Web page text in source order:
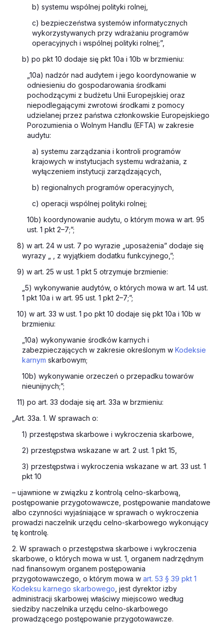
b) systemu wspólnej polityki rolnej,
c) bezpieczeństwa systemów informatycznych
wykorzystywanych przy wdrażaniu programów
operacyjnych i wspólnej polityki rolnej;”,
b) po pkt 10 dodaje się pkt 10a i 10b w brzmieniu:
„10a) nadzór nad audytem i jego koordynowanie w
odniesieniu do gospodarowania środkami
pochodzącymi z budżetu Unii Europejskiej oraz
niepodlegającymi zwrotowi środkami z pomocy
udzielanej przez państwa członkowskie Europejskiego
Porozumienia o Wolnym Handlu (EFTA) w zakresie
audytu:
a) systemu zarządzania i kontroli programów
krajowych w instytucjach systemu wdrażania, z
wyłączeniem instytucji zarządzających,
b) regionalnych programów operacyjnych,
c) operacji wspólnej polityki rolnej;
10b) koordynowanie audytu, o którym mowa w art. 95
ust. 1 pkt 2–7;”;
8) w art. 24 w ust. 7 po wyrazie „uposażenia” dodaje się
wyrazy „ , z wyjątkiem dodatku funkcyjnego,”;
9) w art. 25 w ust. 1 pkt 5 otrzymuje brzmienie:
„5) wykonywanie audytów, o których mowa w art. 14 ust.
1 pkt 10a i w art. 95 ust. 1 pkt 2–7;”;
10) w art. 33 w ust. 1 po pkt 10 dodaje się pkt 10a i 10b w
brzmieniu:
„10a) wykonywanie środków karnych i
zabezpieczających w zakresie określonym w Kodeksie
karnym skarbowym;
10b) wykonywanie orzeczeń o przepadku towarów
nieunijnych;”;
11) po art. 33 dodaje się art. 33a w brzmieniu:
„Art. 33a. 1. W sprawach o:
1) przestępstwa skarbowe i wykroczenia skarbowe,
2) przestępstwa wskazane w art. 2 ust. 1 pkt 15,
3) przestępstwa i wykroczenia wskazane w art. 33 ust. 1
pkt 10
– ujawnione w związku z kontrolą celno-skarbową,
postępowanie przygotowawcze, postępowanie mandatowe
albo czynności wyjaśniające w sprawach o wykroczenia
prowadzi naczelnik urzędu celno-skarbowego wykonujący
tę kontrolę.
2. W sprawach o przestępstwa skarbowe i wykroczenia
skarbowe, o których mowa w ust. 1, organem nadrzędnym
nad finansowym organem postępowania
przygotowawczego, o którym mowa w art. 53 § 39 pkt 1
Kodeksu karnego skarbowego , jest dyrektor izby
administracji skarbowej właściwy miejscowo według
siedziby naczelnika urzędu celno-skarbowego
prowadzącego postępowanie przygotowawcze.